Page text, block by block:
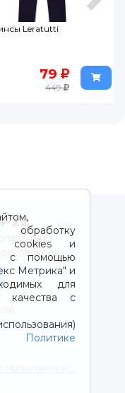
Leratutti
79
449
cookies и
с помощью
Метрика" и
для
качества с
в
Политике
22